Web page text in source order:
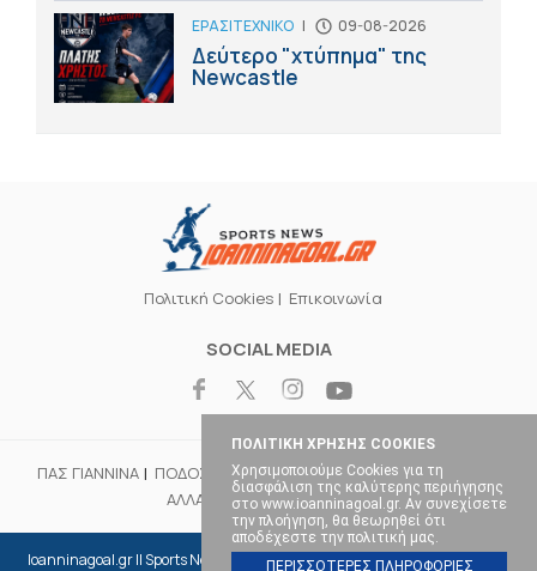
ΠΟΛΙΤΙΚΗ ΧΡΗΣΗΣ COOKIES
Χρησιμοποιούμε Cookies για τη
διασφάλιση της καλύτερης περιήγησης
στο www.ioanninagoal.gr. Αν συνεχίσετε
την πλοήγηση, θα θεωρηθεί ότι
αποδέχεστε την πολιτική μας.
ΠΕΡΙΣΣΟΤΕΡΕΣ ΠΛΗΡΟΦΟΡΙΕΣ
ΕΡΑΣΙΤΕΧΝΙΚΟ | 09-08-2026
Δεύτερο "χτύπημα" της
Newcastle
Πολιτική Cookies Επικοινωνία
SOCIAL MEDIA
ΠΑΣ ΓΙΑΝΝΙΝΑ ΠΟΔΟΣΦΑΙΡΟ ΜΠΑΣΚΕΤ ΒΟΛΕΪ
ΧΑΝΤΜΠΟΛ
ΑΛΛΑ ΣΠΟΡ
ΕΠΙΚΑΙΡΟΤΗΤΑ
Ioanninagoal.gr || Sports News || Αθλητικό portal στα Ιωάννινα, Copyright ©